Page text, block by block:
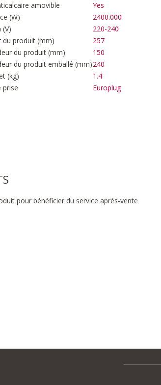
amovible
Yes
(W)
2400.000
(V)
220-240
du produit (mm)
257
du produit (mm)
150
du produit emballé (mm)240
(kg)
1.4
prise Europlug
pour bénéficier du service après-vente